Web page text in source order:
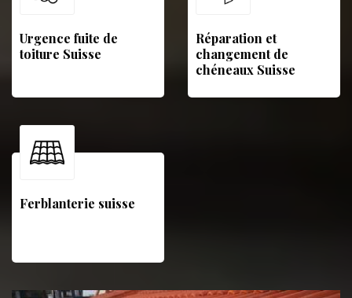
Urgence fuite de
toiture Suisse
Réparation et
changement de
chéneaux Suisse
Ferblanterie suisse